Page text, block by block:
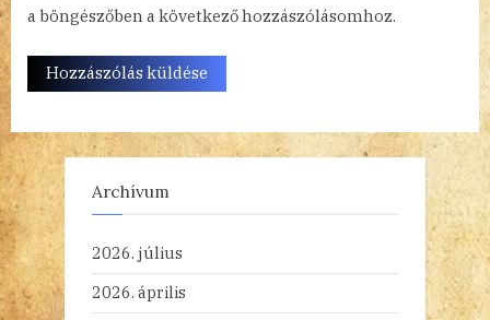
a böngészőben a következő hozzászólásomhoz.
Archívum
2026. július
2026. április